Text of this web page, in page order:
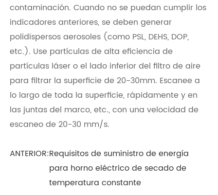
contaminación. Cuando no se puedan cumplir los
indicadores anteriores, se deben generar
polidispersos aerosoles (como PSL, DEHS, DOP,
etc.). Use partículas de alta eficiencia de
partículas láser o el lado inferior del filtro de aire
para filtrar la superficie de 20-30mm. Escanee a
lo largo de toda la superficie, rápidamente y en
las juntas del marco, etc., con una velocidad de
escaneo de 20-30 mm/s.
ANTERIOR:Requisitos de suministro de energía
para horno eléctrico de secado de
temperatura constante